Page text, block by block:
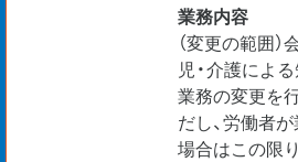
業務内容
（変更の範囲
児・介護によ
業務の変更を
だし、労働者
場合はこの限